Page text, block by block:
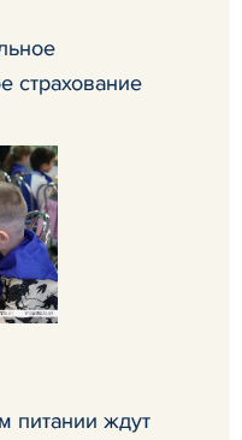
страхование
питании ждут